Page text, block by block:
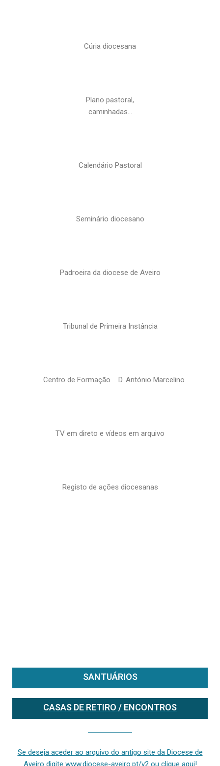
Cúria diocesana
Plano pastoral,
caminhadas…
Calendário Pastoral
Seminário diocesano
Padroeira da diocese de Aveiro
Tribunal de Primeira Instância
Centro de Formação D. António Marcelino
TV em direto e vídeos em arquivo
Registo de ações diocesanas
SANTUÁRIOS
CASAS DE RETIRO / ENCONTROS
Se deseja aceder ao arquivo do antigo site da Diocese de
Aveiro digite www.diocese-aveiro.pt/v2 ou clique aqui!